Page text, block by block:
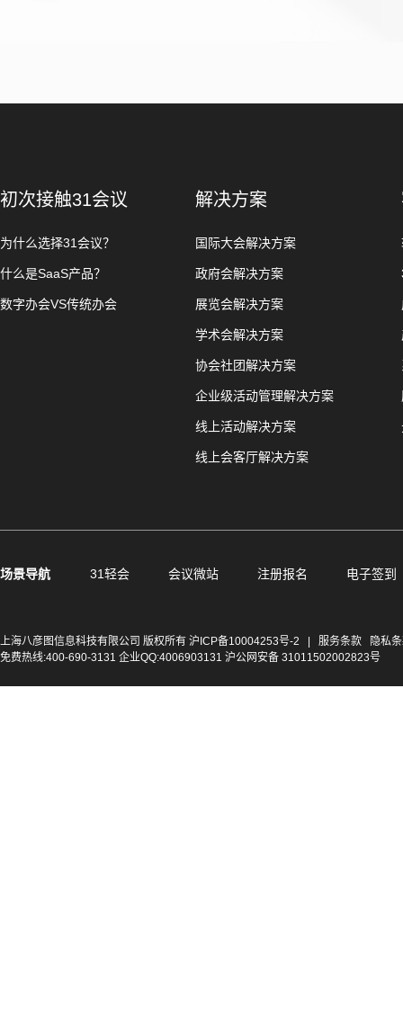
初次接触31会议
为什么选择31会议？
什么是SaaS产品？
数字办会VS传统办会
解决方案
国际大会解决方案
政府会解决方案
展览会解决方案
学术会解决方案
协会社团解决方案
企业级活动管理解决方案
线上活动解决方案
线上会客厅解决方案
场景导航 31轻会 会议微站 注册报名 电子签到
上海八彦图信息科技有限公司 版权所有 沪ICP备10004253号-2 服务条款
隐私
免费热线:400-690-3131 企业QQ:4006903131 沪公网安备 31011502002823号